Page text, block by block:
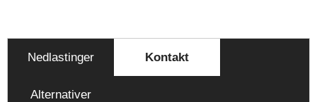
Nedlastinger Kontakt
Alternativer